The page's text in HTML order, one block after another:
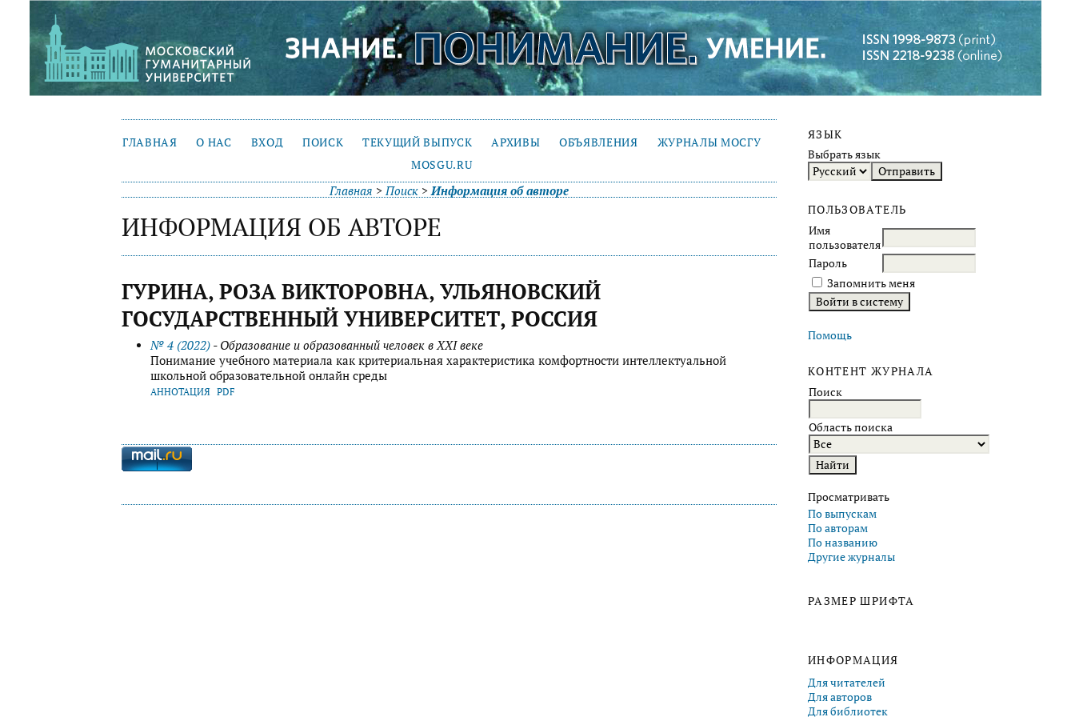
ЯЗЫК
Выбрать язык
ПОЛЬЗОВАТЕЛЬ
Имя
пользователя
Пароль
Запомнить меня
Помощь
КОНТЕНТ ЖУРНАЛА
Поиск
Область поиска
Просматривать
По выпускам
По авторам
По названию
Другие журналы
РАЗМЕР ШРИФТА
ИНФОРМАЦИЯ
Для читателей
Для авторов
Для библиотек
ГЛАВНАЯ О НАС ВХОД ПОИСК ТЕКУЩИЙ ВЫПУСК АРХИВЫ ОБЪЯВЛЕНИЯ
ЖУРНАЛЫ МОСГУ
MOSGU.RU
Главная >Поиск >Информация об авторе
ИНФОРМАЦИЯ ОБ АВТОРЕ
ГУРИНА, РОЗА ВИКТОРОВНА, УЛЬЯНОВСКИЙ
ГОСУДАРСТВЕННЫЙ УНИВЕРСИТЕТ, РОССИЯ
№ 4 (2022) - Образование и образованный человек в XXI веке
Понимание учебного материала как критериальная характеристика комфортности интеллектуальной
школьной образовательной онлайн среды
АННОТАЦИЯ PDF